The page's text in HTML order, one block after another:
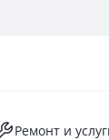
Ремонт и